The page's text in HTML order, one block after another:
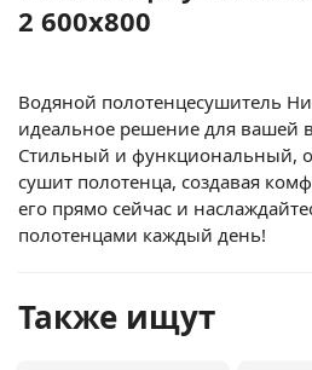
2 600x800
Водяной полотенцесушитель
идеальное решение для вашей
Стильный и функциональный,
сушит полотенца, создавая
его прямо сейчас и
полотенцами каждый день!
Также ищут